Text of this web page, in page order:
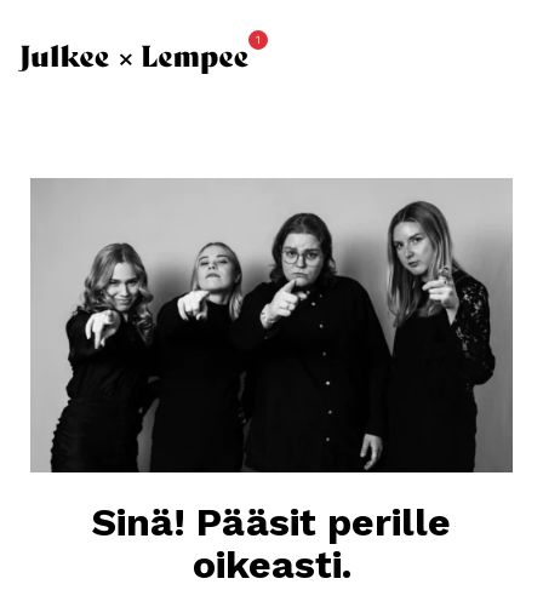
1
Sinä! Pääsit perille
oikeasti.